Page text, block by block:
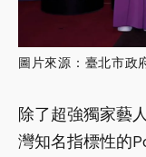
圖片來源：臺北市政
除了超強獨家藝
灣知名指標性的